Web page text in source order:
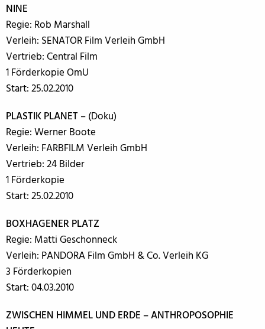
NINE
Regie: Rob Marshall
Verleih: SENATOR Film Verleih GmbH
Vertrieb: Central Film
1 Förderkopie OmU
Start: 25.02.2010
PLASTIK PLANET– (Doku)
Regie: Werner Boote
Verleih: FARBFILM Verleih GmbH
Vertrieb: 24 Bilder
1 Förderkopie
Start: 25.02.2010
BOXHAGENER PLATZ
Regie: Matti Geschonneck
Verleih: PANDORA Film GmbH & Co. Verleih KG
3 Förderkopien
Start: 04.03.2010
ZWISCHEN HIMMEL UND ERDE – ANTHROPOSOPHIE